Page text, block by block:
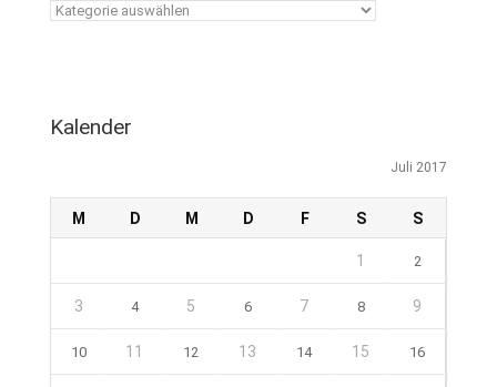
Kalender
Juli 2017
M D M D F S S
1 2
3 4 5 6 7 8 9
10 11 12 13 14 15 16